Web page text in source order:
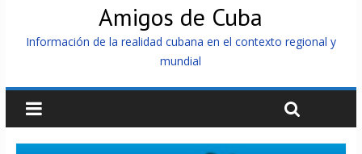
Amigos de Cuba
Información de la realidad cubana en el contexto regional y
mundial